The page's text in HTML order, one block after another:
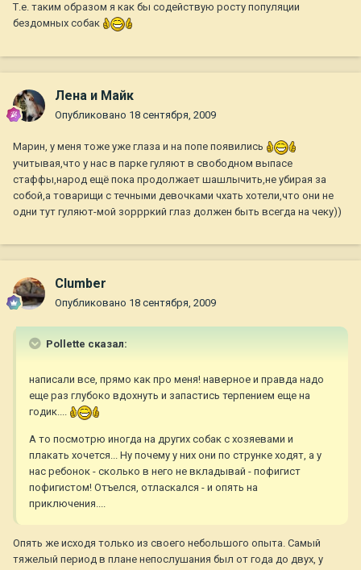
Т.е. таким образом я как бы содействую росту популяции
бездомных собак
Лена и Майк
Опубликовано 18 сентября, 2009
Марин, у меня тоже уже глаза и на попе появились
учитывая,что у нас в парке гуляют в свободном выпасе
стаффы,народ ещё пока продолжает шашлычить,не убирая за
собой,а товарищи с течными девочками чхать хотели,что они не
одни тут гуляют-мой зоррркий глаз должен быть всегда на чеку))
Clumber
Опубликовано 18 сентября, 2009
Pollette сказал:
написали все, прямо как про меня! наверное и правда надо
еще раз глубоко вдохнуть и запастись терпением еще на
годик....
А то посмотрю иногда на других собак с хозяевами и
плакать хочется... Ну почему у них они по струнке ходят, а у
нас ребонок - сколько в него не вкладывай - пофигист
пофигистом! Отъелся, отласкался - и опять на
приключения....
Опять же исходя только из своего небольшого опыта. Самый
тяжелый период в плане непослушания был от года до двух, у